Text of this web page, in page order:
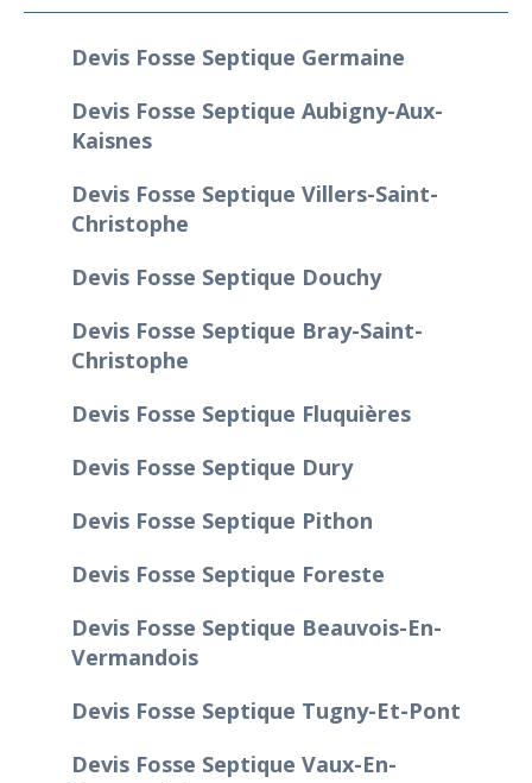
Devis Fosse Septique Germaine
Devis Fosse Septique Aubigny-Aux-
Kaisnes
Devis Fosse Septique Villers-Saint-
Christophe
Devis Fosse Septique Douchy
Devis Fosse Septique Bray-Saint-
Christophe
Devis Fosse Septique Fluquières
Devis Fosse Septique Dury
Devis Fosse Septique Pithon
Devis Fosse Septique Foreste
Devis Fosse Septique Beauvois-En-
Vermandois
Devis Fosse Septique Tugny-Et-Pont
Devis Fosse Septique Vaux-En-